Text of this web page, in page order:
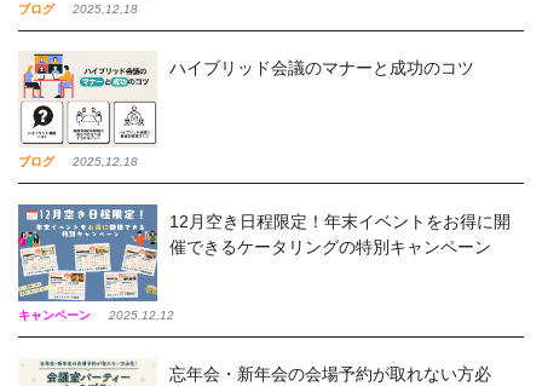
ブログ 2025,12,18
ブログ 2025,12,18
ハイブリッド会議のマナーと成功のコツ
キャンペーン 2025,12,12
12月空き日程限定！年末イベントをお得に開
催できるケータリングの特別キャンペーン
忘年会・新年会の会場予約が取れない方必